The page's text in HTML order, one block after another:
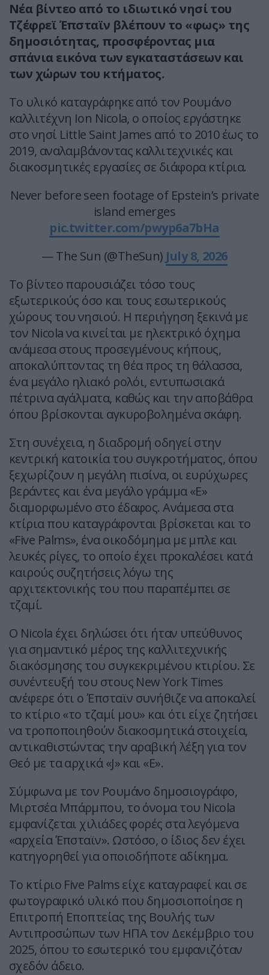
Νέα βίντεο από το ιδιωτικό νησί του
Τζέφρεϊ Έπσταϊν βλέπουν το «φως» της
δημοσιότητας, προσφέροντας μια
σπάνια εικόνα των εγκαταστάσεων και
των χώρων του κτήματος.
Το υλικό καταγράφηκε από τον Ρουμάνο
καλλιτέχνη Ion Nicola, ο οποίος εργάστηκε
στο νησί Little Saint James από το 2010 έως το
2019, αναλαμβάνοντας καλλιτεχνικές και
διακοσμητικές εργασίες σε διάφορα κτίρια.
Never before seen footage of Epstein’s private
island emerges
pic.twitter.com/pwyp6a7bHa
— The Sun (@TheSun) July 8, 2026
Το βίντεο παρουσιάζει τόσο τους
εξωτερικούς όσο και τους εσωτερικούς
χώρους του νησιού. Η περιήγηση ξεκινά με
τον Nicola να κινείται με ηλεκτρικό όχημα
ανάμεσα στους προσεγμένους κήπους,
αποκαλύπτοντας τη θέα προς τη θάλασσα,
ένα μεγάλο ηλιακό ρολόι, εντυπωσιακά
πέτρινα αγάλματα, καθώς και την αποβάθρα
όπου βρίσκονται αγκυροβολημένα σκάφη.
Στη συνέχεια, η διαδρομή οδηγεί στην
κεντρική κατοικία του συγκροτήματος, όπου
ξεχωρίζουν η μεγάλη πισίνα, οι ευρύχωρες
βεράντες και ένα μεγάλο γράμμα «E»
διαμορφωμένο στο έδαφος. Ανάμεσα στα
κτίρια που καταγράφονται βρίσκεται και το
«Five Palms», ένα οικοδόμημα με μπλε και
λευκές ρίγες, το οποίο έχει προκαλέσει κατά
καιρούς συζητήσεις λόγω της
αρχιτεκτονικής του που παραπέμπει σε
τζαμί.
Ο Nicola έχει δηλώσει ότι ήταν υπεύθυνος
για σημαντικό μέρος της καλλιτεχνικής
διακόσμησης του συγκεκριμένου κτιρίου. Σε
συνέντευξή του στους New York Times
ανέφερε ότι ο Έπσταϊν συνήθιζε να αποκαλεί
το κτίριο «το τζαμί μου» και ότι είχε ζητήσει
να τροποποιηθούν διακοσμητικά στοιχεία,
αντικαθιστώντας την αραβική λέξη για τον
Θεό με τα αρχικά «J» και «E».
Σύμφωνα με τον Ρουμάνο δημοσιογράφο,
Μιρτσέα Μπάρμπου, το όνομα του Nicola
εμφανίζεται χιλιάδες φορές στα λεγόμενα
«αρχεία Έπσταϊν». Ωστόσο, ο ίδιος δεν έχει
κατηγορηθεί για οποιοδήποτε αδίκημα.
Το κτίριο Five Palms είχε καταγραφεί και σε
φωτογραφικό υλικό που δημοσιοποίησε η
Επιτροπή Εποπτείας της Βουλής των
Αντιπροσώπων των ΗΠΑ τον Δεκέμβριο του
2025, όπου το εσωτερικό του εμφανιζόταν
σχεδόν άδειο.